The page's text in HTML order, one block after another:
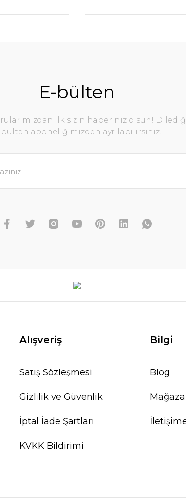
E-bülten
ilk sizin haberiniz olsun!
bülten aboneliğimizden ayrılabilirsiniz.
Alışveriş
Satış Sözleşmesi
Gizlilik ve Güvenlik
İptal İade Şartları
KVKK Bildirimi
Bilgi
Blog